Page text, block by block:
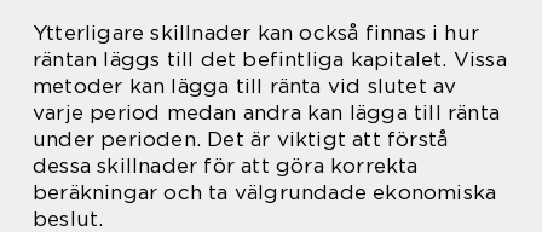
Ytterligare skillnader kan också finnas i hur
räntan läggs till det befintliga kapitalet. Vissa
metoder kan lägga till ränta vid slutet av
varje period medan andra kan lägga till ränta
under perioden. Det är viktigt att förstå
dessa skillnader för att göra korrekta
beräkningar och ta välgrundade ekonomiska
beslut.